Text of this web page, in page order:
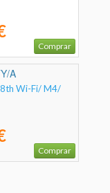
Comprar
A
Wi-Fi/ M4/
Comprar